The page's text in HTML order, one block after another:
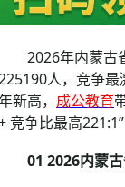
历年真题
年内蒙古省
人，竞争
新高， 成公教育
竞争比最高221:1”
2026内蒙古